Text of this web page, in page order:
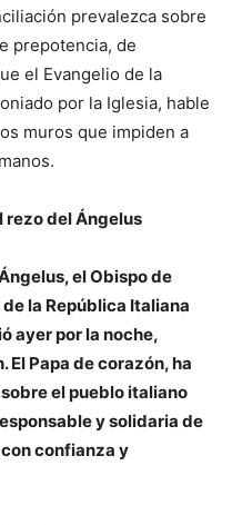
prevalezca sobre
prepotencia, de
el Evangelio de la
por la Iglesia, hable
muros que impiden a
rezo del Ángelus
el Obispo de
la República Italiana
ayer por la noche,
El Papa de corazón, ha
el pueblo italiano
y solidaria de
confianza y